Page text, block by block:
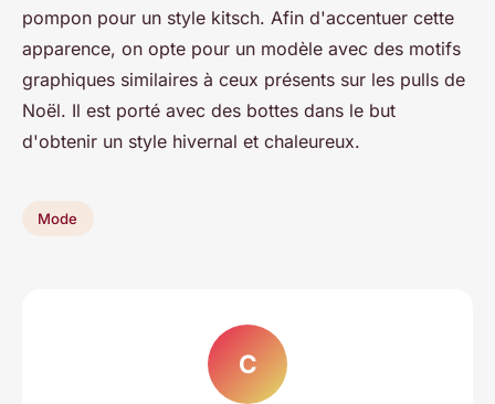
pompon pour un style kitsch. Afin d'accentuer cette
apparence, on opte pour un modèle avec des motifs
graphiques similaires à ceux présents sur les pulls de
Noël. Il est porté avec des bottes dans le but
d'obtenir un style hivernal et chaleureux.
Mode
C